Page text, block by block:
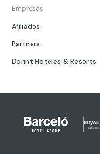
Empresas
Afiliados
Partners
Dorint Hoteles & Resorts